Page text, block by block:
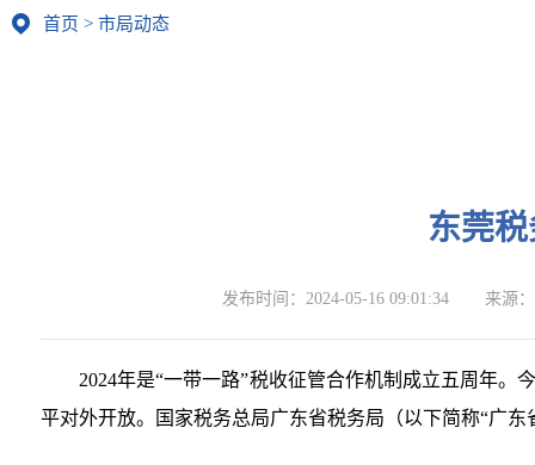
首页 > 市局动态
东莞
发布时间： 2024-05-16 09:01:34 来源：
2024年是“一带一路”税收征管合作机制成立五周年
平对外开放。国家税务总局广东省税务局（以下简称“广